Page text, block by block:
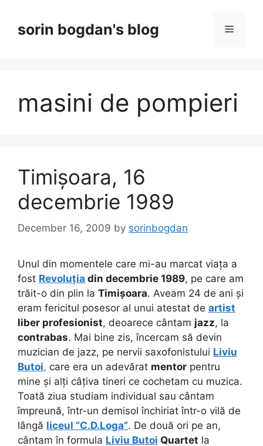
contentsorin bogdan's blog Menu
masini de pompieri
Timișoara, 16
decembrie 1989
December 16, 2009 by sorinbogdan
Unul din momentele care mi-au marcat viața a
fost Revoluția din decembrie 1989, pe care am
trăit-o din plin la Timișoara. Aveam 24 de ani și
eram fericitul posesor al unui atestat de artist
liber profesionist, deoarece cântam jazz, la
contrabas. Mai bine zis, încercam să devin
muzician de jazz, pe nervii saxofonistului Liviu
Butoi, care era un adevărat mentor pentru
mine și alți câțiva tineri ce cochetam cu muzica.
Toată ziua studiam individual sau cântam
împreună, într-un demisol închiriat într-o vilă de
lângă liceul “C.D.Loga”. De două ori pe an,
cântam în formula Liviu Butoi Quartet la